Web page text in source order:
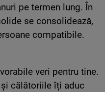
pe termen lung. În
se consolidează,
compatibile.
veri pentru tine.
călătoriile îți aduc